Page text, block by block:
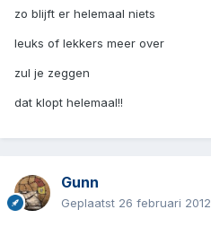
zo blijft er helemaal niets
leuks of lekkers meer over
zul je zeggen
dat klopt helemaal!!
Gunn
Geplaatst 26 februari 2012